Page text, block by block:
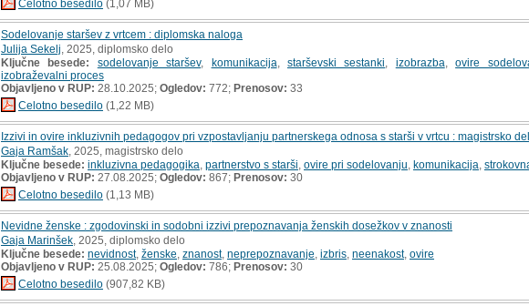
Celotno besedilo (1,07 MB)
Sodelovanje staršev z vrtcem : diplomska naloga
Julija Sekelj , 2025, diplomsko delo
Ključne besede:
sodelovanje staršev, komunikacija starševski sestanki izobrazba ,ovire
izobraževalni proces
Objavljeno v RUP: 28.10.2025; Ogledov: 772; Prenosov: 33
Celotno besedilo (1,22 MB)
Izzivi in ovire inkluzivnih pedagogov pri vzpostavljanju partnerskega odnosa s starši v vrtcu : magistrsko
Gaja Ramšak , 2025, magistrsko delo
Ključne besede: inkluzivna pedagogika partnerstvo s starši ovire pri sodelovanju komunikacija
Objavljeno v RUP: 27.08.2025; Ogledov: 867; Prenosov: 30
Celotno besedilo (1,13 MB)
Nevidne ženske : zgodovinski in sodobni izzivi prepoznavanja ženskih dosežkov v znanosti
Gaja Marinšek , 2025, diplomsko delo
Ključne besede: nevidnost, ženske znanost, neprepoznavanje izbris neenakost, ovire
Objavljeno v RUP: 25.08.2025; Ogledov: 786; Prenosov: 30
Celotno besedilo (907,82 KB)